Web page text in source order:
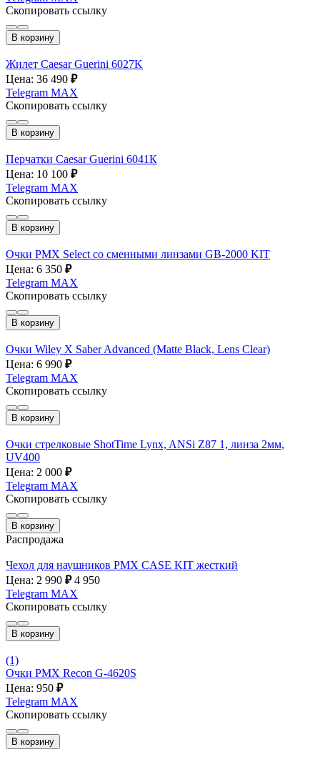
Скопировать ссылку
В корзину
Жилет Caesar Guerini 6027K
Цена: 36 490 ₽
Telegram MAX
Скопировать ссылку
В корзину
Перчатки Caesar Guerini 6041К
Цена: 10 100 ₽
Telegram MAX
Скопировать ссылку
В корзину
Очки PMX Select со сменными линзами GB-2000 KIT
Цена: 6 350 ₽
Telegram MAX
Скопировать ссылку
В корзину
Очки Wiley X Saber Advanced (Matte Black, Lens Clear)
Цена: 6 990 ₽
Telegram MAX
Скопировать ссылку
В корзину
Очки стрелковые ShotTime Lynx, ANSi Z87 1, линза 2мм,
UV400
Цена: 2 000 ₽
Telegram MAX
Скопировать ссылку
В корзину
Распродажа
Чехол для наушников PMX CASE KIT жесткий
Цена: 2 990 ₽ 4 950
Telegram MAX
Скопировать ссылку
В корзину
(1)
Очки PMX Recon G-4620S
Цена: 950 ₽
Telegram MAX
Скопировать ссылку
В корзину